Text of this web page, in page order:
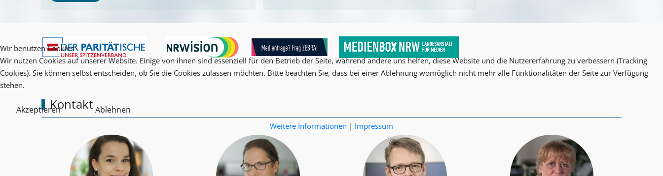
Kontakt
Wir benutzen Cookies
Wir nutzen Cookies auf unserer Website. Einige von ihnen sind essenziell für den Betrieb der Seite, während andere uns helfen, diese Website und die Nutzererfahrung zu verbessern (Tracking
Cookies). Sie können selbst entscheiden, ob Sie die Cookies zulassen möchten. Bitte beachten Sie, dass bei einer Ablehnung womöglich nicht mehr alle Funktionalitäten der Seite zur Verfügung
stehen.
Akzeptieren Ablehnen
Weitere Informationen | Impressum